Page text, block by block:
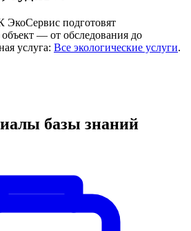
подготовят
— от обследования до
услуга: Все экологические услуги.
базы знаний